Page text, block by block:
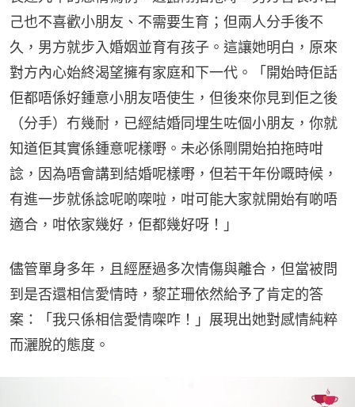
己也不喜歡小朋友、不需要生育；但兩人分手後不
久，男方就步入婚姻並育有孩子。這讓她明白，原來
對方內心始終渴望擁有家庭和下一代。「開始時佢話
佢都唔係好鍾意小朋友唔使生，但後來你見到佢之後
（分手）冇幾耐，已經結婚同埋生咗個小朋友，你就
知道佢其實係鍾意呢樣嘢。未必係剛開始拍拖時咁
諗，因為唔會講到結婚呢樣嘢，但若干年份嘅時候，
有進一步就係諗呢啲㗎啦，咁可能大家就開始有啲唔
適合，咁依家幾好，佢都幾好呀！」
儘管單身多年，且經歷過多次情傷與離合，但當被問
到是否還相信愛情時，黎芷珊依然給予了肯定的答
案：「我只係相信愛情㗎咋！」展現出她對感情純粹
而灑脫的態度。